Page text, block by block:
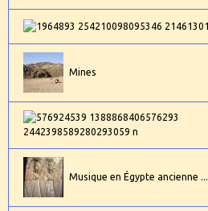
Mines
Musique en Égypte ancienne ...